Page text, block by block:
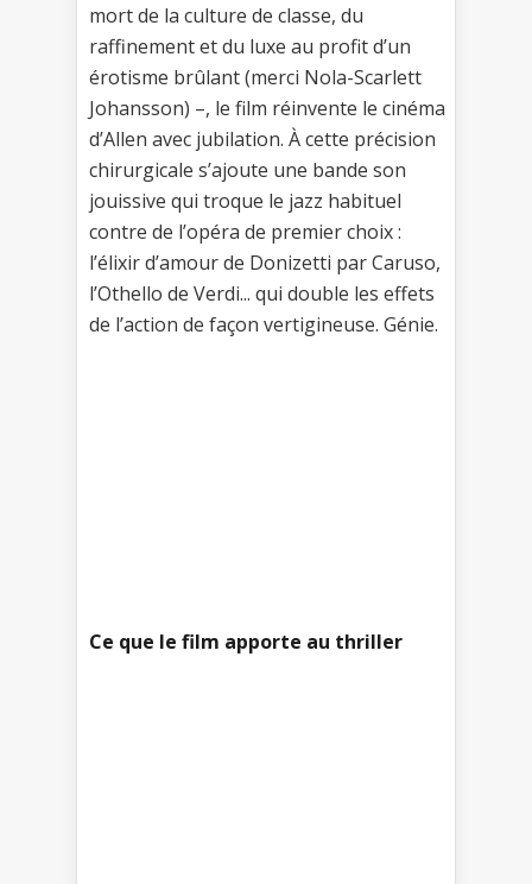
mort de la culture de classe, du
raffinement et du luxe au profit d’un
érotisme brûlant (merci Nola-Scarlett
Johansson) –, le film réinvente le cinéma
d’Allen avec jubilation. À cette précision
chirurgicale s’ajoute une bande son
jouissive qui troque le jazz habituel
contre de l’opéra de premier choix :
l’élixir d’amour de Donizetti par Caruso,
l’Othello de Verdi... qui double les effets
de l’action de façon vertigineuse. Génie.
Ce que le film apporte au thriller